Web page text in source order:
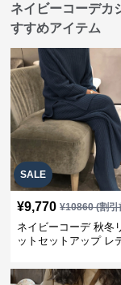
ネイビーコーデカ
すすめアイテム
SALE
¥9,770 ¥10860(割引
ネイビーコーデ 秋冬
ットセットアップ レ